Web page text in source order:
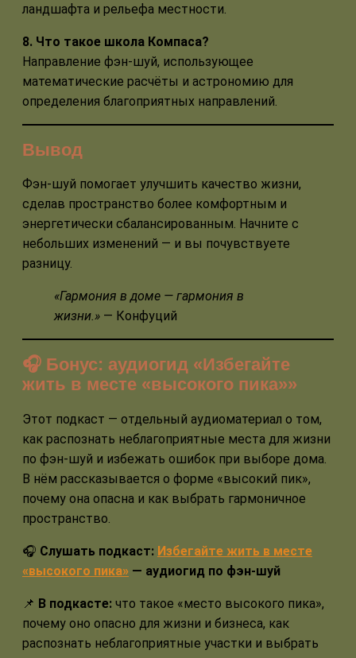
ландшафта и рельефа местности.
8. Что такое школа Компаса?
Направление фэн-шуй, использующее
математические расчёты и астрономию для
определения благоприятных направлений.
Вывод
Фэн-шуй помогает улучшить качество жизни,
сделав пространство более комфортным и
энергетически сбалансированным. Начните с
небольших изменений — и вы почувствуете
разницу.
«Гармония в доме — гармония в
жизни.» — Конфуций
🎧 Бонус: аудиогид «Избегайте
жить в месте «высокого пика»»
Этот подкаст — отдельный аудиоматериал о том,
как распознать неблагоприятные места для жизни
по фэн-шуй и избежать ошибок при выборе дома.
В нём рассказывается о форме «высокий пик»,
почему она опасна и как выбрать гармоничное
пространство.
🎧 Слушать подкаст: Избегайте жить в месте
«высокого пика» — аудиогид по фэн-шуй
📌 В подкасте: что такое «место высокого пика»,
почему оно опасно для жизни и бизнеса, как
распознать неблагоприятные участки и выбрать